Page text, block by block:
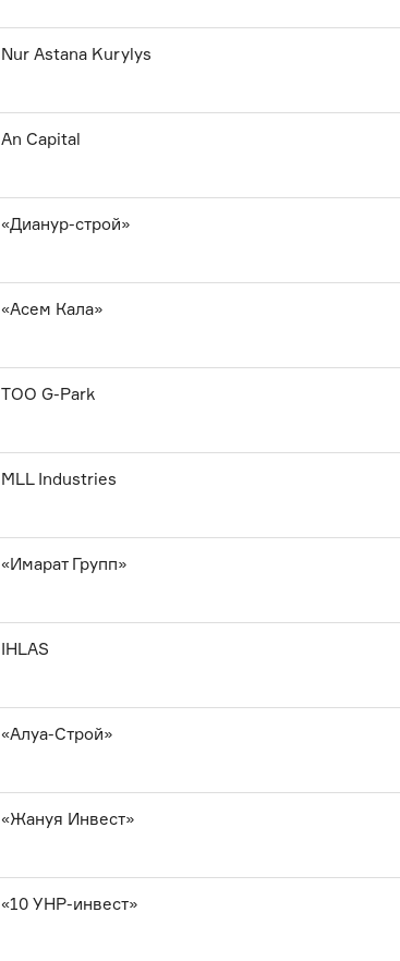
Nur Astana Kurylys
An Capital
«Дианур-строй»
«Асем Кала»
TOO G-Park
MLL Industries
«Имарат Групп»
IHLAS
«Алуа-Строй»
«Жануя Инвест»
«10 УНР-инвест»